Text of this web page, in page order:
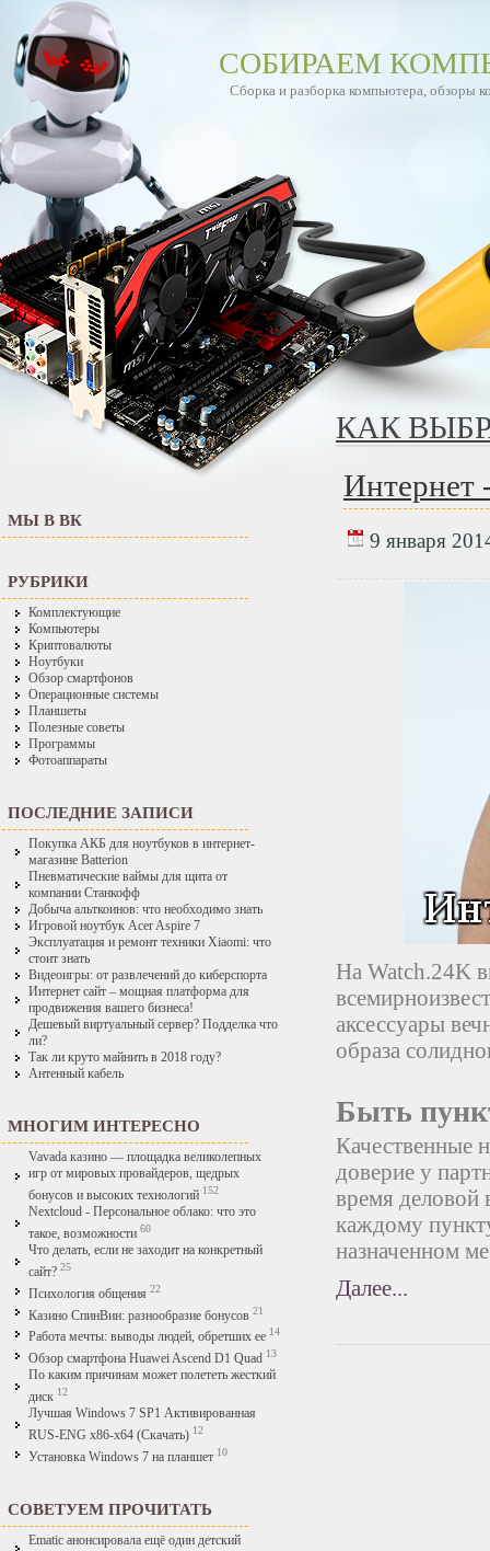
СОБИРАЕМ
Сборка и разборка компьютера, обзоры
МЫ В ВК
РУБРИКИ
Комплектующие
Компьютеры
Криптовалюты
Ноутбуки
Обзор смартфонов
Операционные системы
Планшеты
Полезные советы
Программы
Фотоаппараты
ПОСЛЕДНИЕ ЗАПИСИ
Покупка АКБ для ноутбуков в интернет-
магазине Batterion
Пневматические ваймы для щита от
компании Станкофф
Добыча альткоинов: что необходимо знать
Игровой ноутбук Acer Aspire 7
Эксплуатация и ремонт техники Xiaomi: что
стоит знать
Видеоигры: от развлечений до киберспорта
Интернет сайт – мощная платформа для
продвижения вашего бизнеса!
Дешевый виртуальный сервер? Подделка что
ли?
Так ли круто майнить в 2018 году?
Антенный кабель
МНОГИМ ИНТЕРЕСНО
Vavada казино — площадка великолепных
игр от мировых провайдеров, щедрых
бонусов и высоких технологий 152
Nextcloud - Персональное облако: что это
такое, возможности 60
Что делать, если не заходит на конкретный
сайт? 25
Психология общения 22
Казино СпинВин: разнообразие бонусов 21
Работа мечты: выводы людей, обретших ее 14
Обзор смартфона Huawei Ascend D1 Quad 13
По каким причинам может полететь жесткий
диск 12
Лучшая Windows 7 SP1 Активированная
RUS-ENG x86-x64 (Скачать) 12
Установка Windows 7 на планшет 10
СОВЕТУЕМ ПРОЧИТАТЬ
Ematic анонсировала ещё один детский
КАК
Интернет
9 января
На Watch.24K
аксессуары
образа
Быть
Качественные
доверие у
время деловой
каждому
назначенном
Далее...